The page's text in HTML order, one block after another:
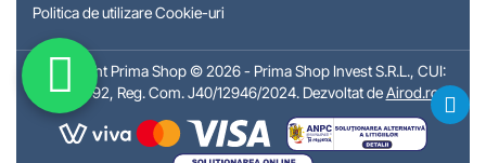
Politica de utilizare Cookie-uri
Copyright Prima Shop © 2026 - Prima Shop Invest S.R.L., CUI:
50310792, Reg. Com. J40/12946/2024. Dezvoltat deAirod.ro.